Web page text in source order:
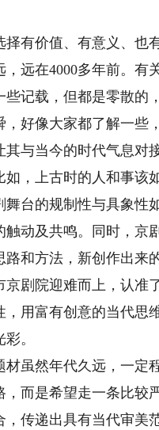
价值、有意义、也有
，远在4000多年前。
些记载，但都是零散的
，好像大家都了解一些
其与当今的时代气息对
如，上古时的人和事该
舞台的规制性与具象性
触动及共鸣。同时，京
路和方法，新创作出来
院迎难而上，认准了
，用富有创意的当代思
。
然年代久远，一定程
，而是希望走一条比较
，传递出具有当代审美